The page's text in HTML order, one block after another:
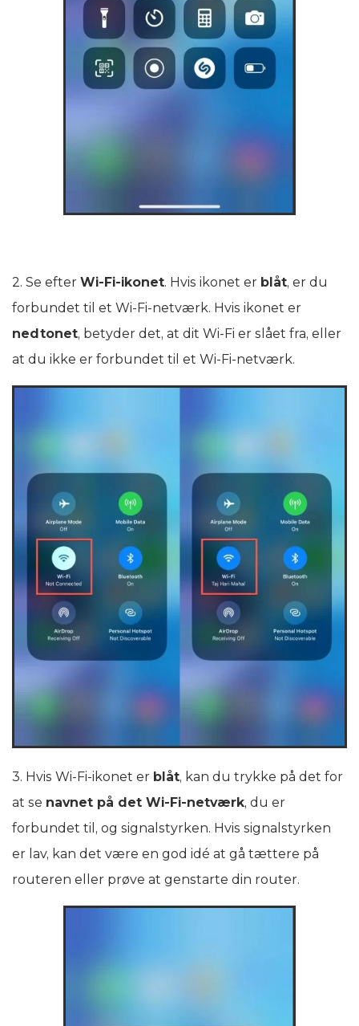
2. Se efter Wi-Fi-ikonet. Hvis ikonet er blåt, er du
forbundet til et Wi-Fi-netværk. Hvis ikonet er
nedtonet, betyder det, at dit Wi-Fi er slået fra, eller
at du ikke er forbundet til et Wi-Fi-netværk.
3. Hvis Wi-Fi-ikonet er blåt, kan du trykke på det for
at se navnet på det Wi-Fi-netværk, du er
forbundet til, og signalstyrken. Hvis signalstyrken
er lav, kan det være en god idé at gå tættere på
routeren eller prøve at genstarte din router.